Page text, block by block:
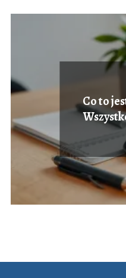
Co to